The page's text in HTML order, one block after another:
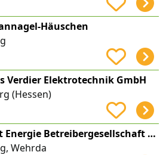
Häuschen
Verdier Elektrotechnik GmbH
(Hessen)
Umwelt Energie Betreibergesellschaft mbH
Wehrda